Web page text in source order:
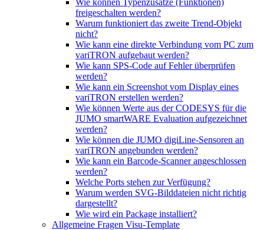
Wie können Typenzusätze (Funktionen)
freigeschalten werden?
Warum funktioniert das zweite Trend-Objekt
nicht?
Wie kann eine direkte Verbindung vom PC zum
variTRON aufgebaut werden?
Wie kann SPS-Code auf Fehler überprüfen
werden?
Wie kann ein Screenshot vom Display eines
variTRON erstellen werden?
Wie können Werte aus der CODESYS für die
JUMO smartWARE Evaluation aufgezeichnet
werden?
Wie können die JUMO digiLine-Sensoren an
variTRON angebunden werden?
Wie kann ein Barcode-Scanner angeschlossen
werden?
Welche Ports stehen zur Verfügung?
Warum werden SVG-Bilddateien nicht richtig
dargestellt?
Wie wird ein Package installiert?
Allgemeine Fragen Visu-Template